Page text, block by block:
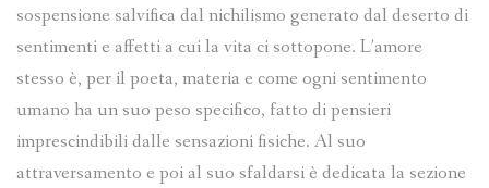
sospensione salvifica dal nichilismo generato dal deserto di
sentimenti e affetti a cui la vita ci sottopone. L’amore
stesso è, per il poeta, materia e come ogni sentimento
umano ha un suo peso specifico, fatto di pensieri
imprescindibili dalle sensazioni fisiche. Al suo
attraversamento e poi al suo sfaldarsi è dedicata la sezione